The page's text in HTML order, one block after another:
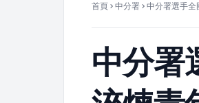
首頁 中分署 中分署選手
中分署